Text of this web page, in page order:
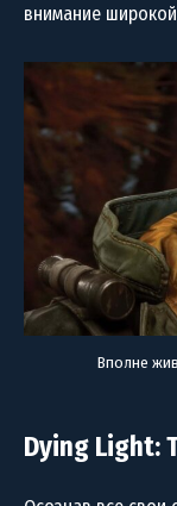
внимание
Вполне
Dying Light: